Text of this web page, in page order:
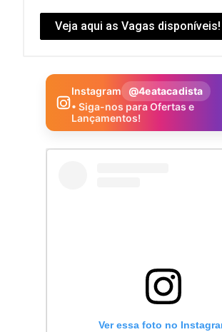
Veja aqui as Vagas disponíveis!
Instagram
@4eatacadista
• Siga-nos para Ofertas e
Lançamentos!
Ver essa foto no